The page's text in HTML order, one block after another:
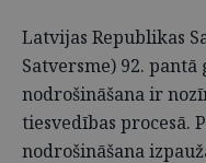
Latvijas Republikas
Satversme) 92.
nodrošināšana ir
tiesvedības procesā.
nodrošināšana